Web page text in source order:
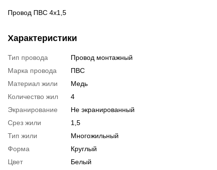
Провод ПВС 4х1,5
Характеристики
Тип провода
Провод монтажный
Марка провода
ПВС
Материал жили
Медь
Количество жил
4
Экранирование
Не экранированный
Срез жили
1,5
Тип жили
Многожильный
Форма
Круглый
Цвет
Белый